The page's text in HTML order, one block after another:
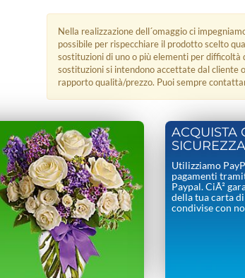
Nella realizzazione dell´omaggio ci
possibile per rispecchiare il prodotto scelto
sostituzioni di uno o più elementi per
sostituzioni si intendono accettate dal cliente
rapporto qualità/prezzo. Puoi sempre
ACQUISTA
SICUREZZA
Utilizziamo
pagamenti
Paypal. CiÃ²
della tua carta
condivise con